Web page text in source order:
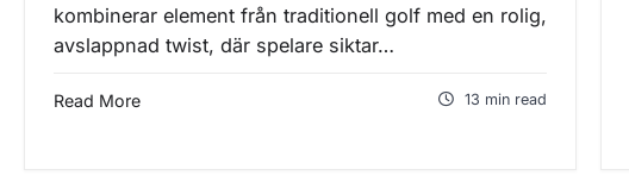
kombinerar element från traditionell golf med en rolig,
avslappnad twist, där spelare siktar…
Read More 13 min read